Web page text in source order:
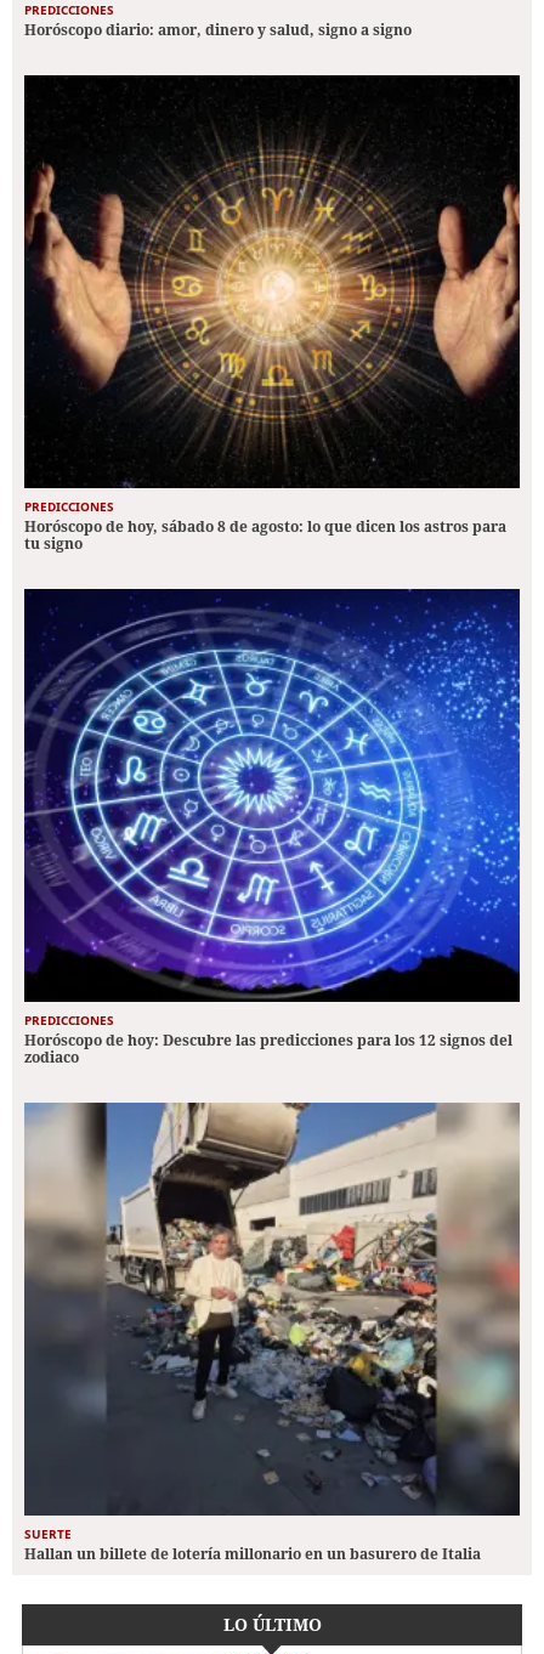
PREDICCIONES
Horóscopo diario: amor, dinero y salud, signo a signo
PREDICCIONES
Horóscopo de hoy, sábado 8 de agosto: lo que dicen los astros para
tu signo
PREDICCIONES
Horóscopo de hoy: Descubre las predicciones para los 12 signos del
zodiaco
SUERTE
Hallan un billete de lotería millonario en un basurero de Italia
LO ÚLTIMO